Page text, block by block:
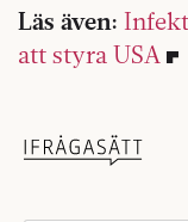
Läs även:
att styra USA